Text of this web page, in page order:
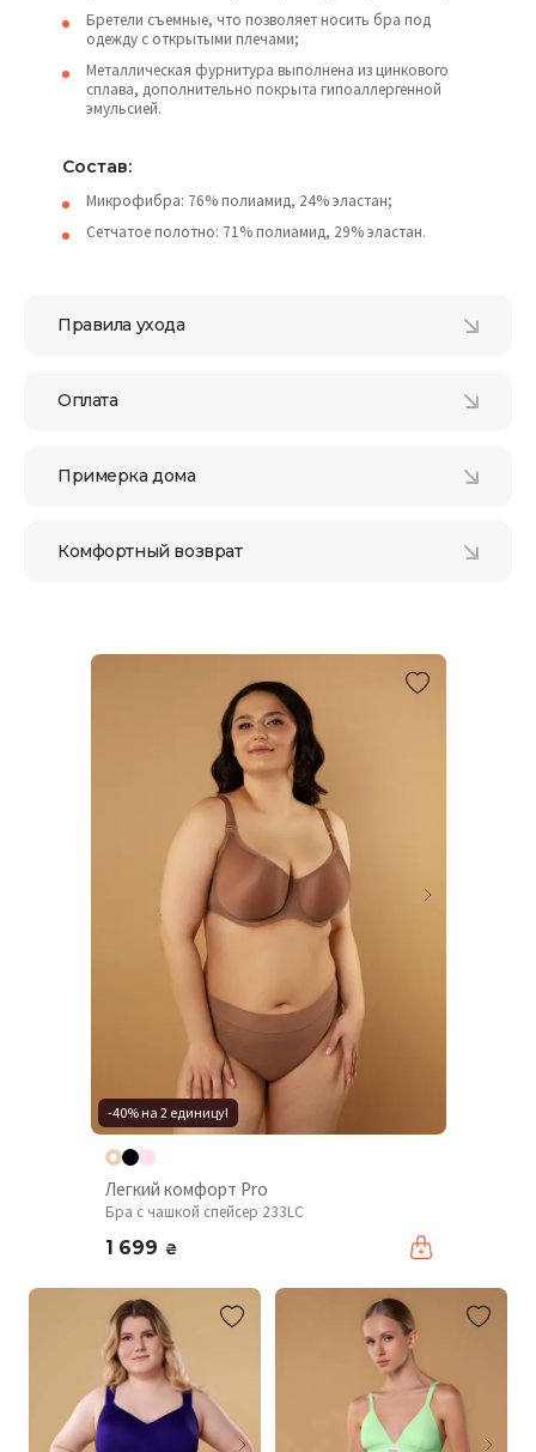
Бретели съемные, что позволяет носить бра под
одежду с открытыми плечами;
Металлическая фурнитура выполнена из цинкового
сплава, дополнительно покрыта гипоаллергенной
эмульсией.
Состав:
Микрофибра: 76% полиамид, 24% эластан;
Сетчатое полотно: 71% полиамид, 29% эластан.
Правила ухода
Оплата
Примерка дома
Комфортный возврат
-40% на 2 единицу!
Легкий комфорт Pro
Бра с чашкой спейсер 233LC
1 699 ₴